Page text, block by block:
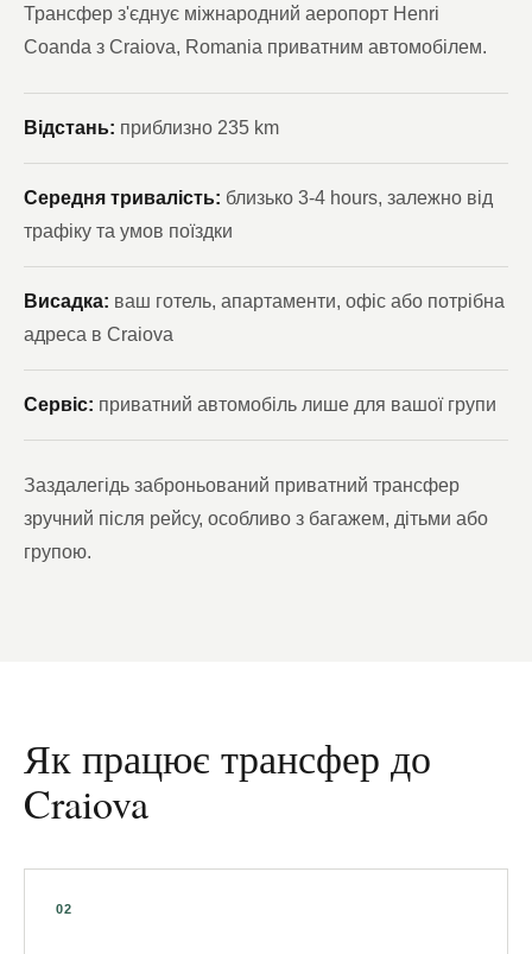
Трансфер з'єднує міжнародний аеропорт Henri
Coanda з Craiova, Romania приватним автомобілем.
Відстань: приблизно 235 km
Середня тривалість: близько 3-4 hours, залежно від
трафіку та умов поїздки
Висадка: ваш готель, апартаменти, офіс або потрібна
адреса в Craiova
Сервіс: приватний автомобіль лише для вашої групи
Заздалегідь заброньований приватний трансфер
зручний після рейсу, особливо з багажем, дітьми або
групою.
Як працює трансфер до
Craiova